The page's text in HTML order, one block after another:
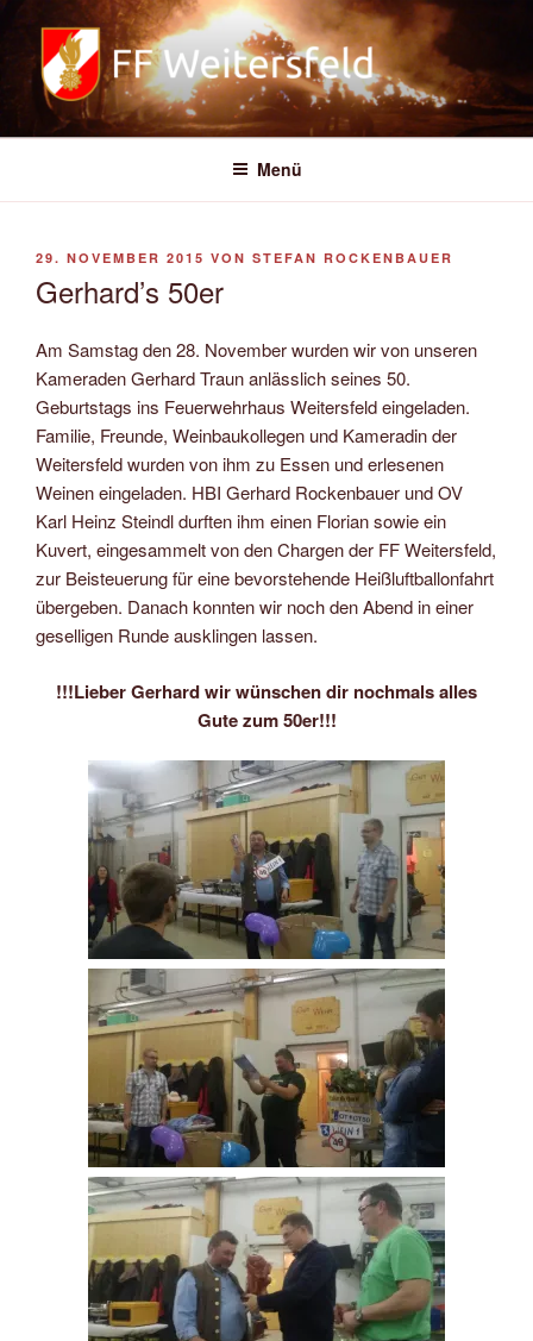
springen
FREIWILLIGE FEUERWEHR
WEITERSFELDMenü
VERÖFFENTLICHT
29. NOVEMBER 2015 VON STEFAN ROCKENBAUER
Gerhard’s 50er
Am Samstag den 28. November wurden wir von unseren
Kameraden Gerhard Traun anlässlich seines 50.
Geburtstags ins Feuerwehrhaus Weitersfeld eingeladen.
Familie, Freunde, Weinbaukollegen und Kameradin der
Weitersfeld wurden von ihm zu Essen und erlesenen
Weinen eingeladen. HBI Gerhard Rockenbauer und OV
Karl Heinz Steindl durften ihm einen Florian sowie ein
Kuvert, eingesammelt von den Chargen der FF Weitersfeld,
zur Beisteuerung für eine bevorstehende Heißluftballonfahrt
übergeben. Danach konnten wir noch den Abend in einer
geselligen Runde ausklingen lassen.
!!!Lieber Gerhard wir wünschen dir nochmals alles
Gute zum 50er!!!